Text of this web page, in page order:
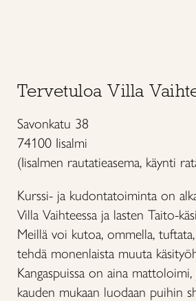
Tervetuloa Villa
Savonkatu 38
74100 Iisalmi
(Iisalmen rautatieasema, käynti
Kurssi- ja kudontatoiminta on
Villa Vaihteessa ja lasten Taito-
Meillä voi kutoa, ommella,
tehdä monenlaista muuta
Kangaspuissa on aina mattoloimi,
kauden mukaan luodaan puihin